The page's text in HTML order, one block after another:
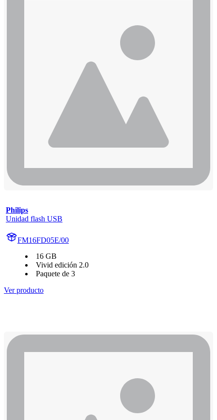
Philips
Unidad flash USB
FM16FD05E/00
16 GB
Vivid edición 2.0
Paquete de 3
Ver producto